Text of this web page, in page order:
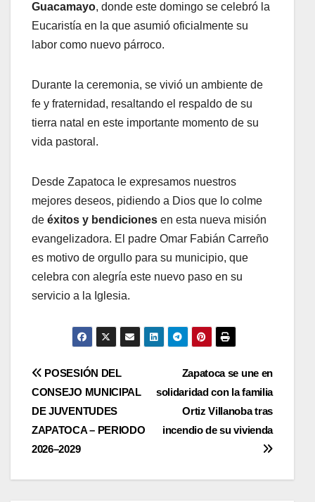
Guacamayo, donde este domingo se celebró la
Eucaristía en la que asumió oficialmente su
labor como nuevo párroco.
Durante la ceremonia, se vivió un ambiente de
fe y fraternidad, resaltando el respaldo de su
tierra natal en este importante momento de su
vida pastoral.
Desde Zapatoca le expresamos nuestros
mejores deseos, pidiendo a Dios que lo colme
de éxitos y bendiciones en esta nueva misión
evangelizadora. El padre Omar Fabián Carreño
es motivo de orgullo para su municipio, que
celebra con alegría este nuevo paso en su
servicio a la Iglesia.
Navegación
de
entradas
Zapatoca se une en
solidaridad con la familia
Ortiz Villanoba tras
incendio de su vivienda
POSESIÓN DEL
CONSEJO MUNICIPAL
DE JUVENTUDES
ZAPATOCA – PERIODO
2026–2029